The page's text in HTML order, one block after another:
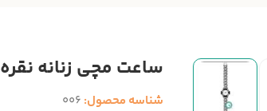
ساعت مچی زنانه نقره HF کد 006
شناسه محصول: 006